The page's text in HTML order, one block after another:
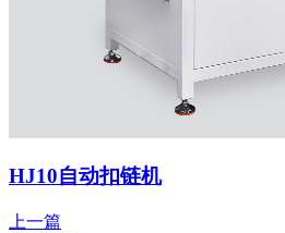
HJ10自动扣链机
上一篇